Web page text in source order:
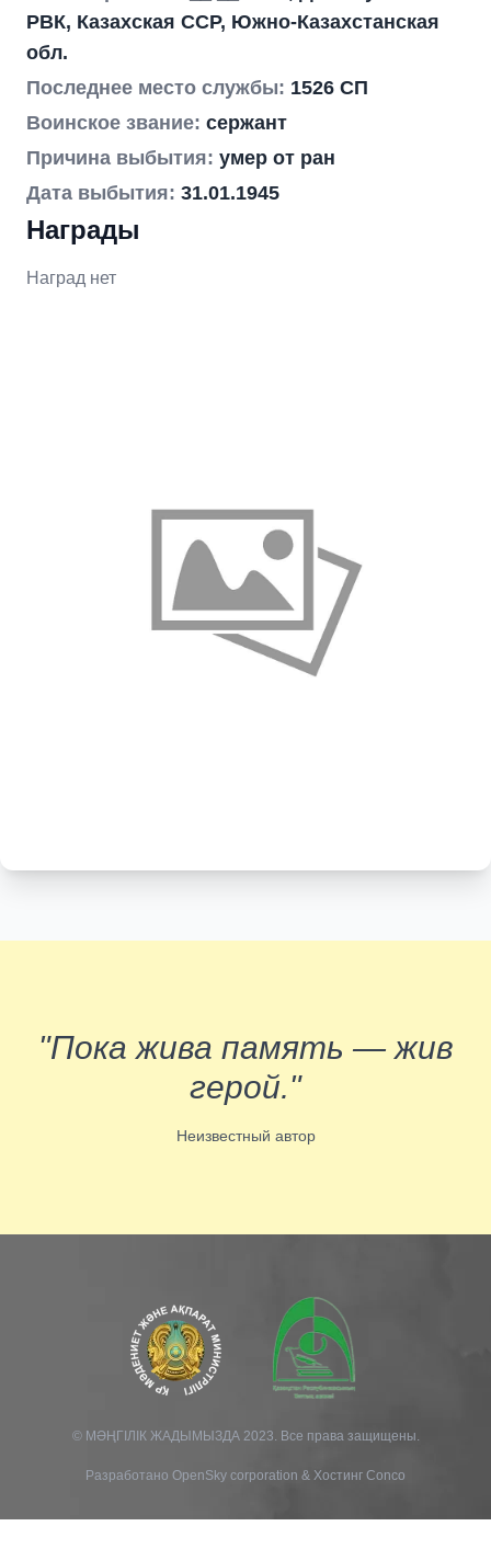
РВК, Казахская ССР, Южно-Казахстанская
обл.
Последнее место службы: 1526 СП
Воинское звание: сержант
Причина выбытия: умер от ран
Дата выбытия: 31.01.1945
Награды
Наград нет
"Пока жива память — жив
герой."
Неизвестный автор
© МӘҢГІЛІК ЖАДЫМЫЗДА 2023. Все права защищены.
Разработано OpenSky corporation & Хостинг Conco